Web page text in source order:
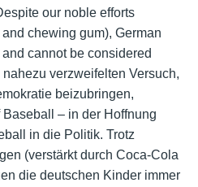
our noble efforts
chewing gum), German
cannot be considered
verzweifelten Versuch,
beizubringen,
– in der Hoffnung
in die Politik. Trotz
(verstärkt durch Coca-Cola
die deutschen Kinder immer